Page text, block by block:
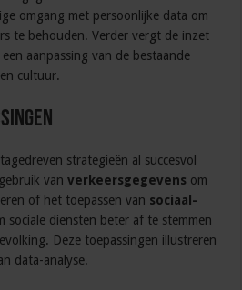
omgang met persoonlijke data om
te behouden. Verder vergt de inzet
aanpassing van de bestaande
en cultuur.
strategieën al succesvol
vanverkeersgegevens om
of het toepassen van sociaal-
sociale diensten beter af te stemmen
Deze toepassingen illustreren
data-analyse.